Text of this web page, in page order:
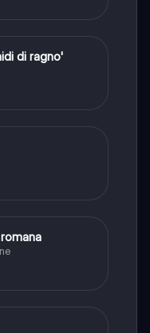
di ragno'